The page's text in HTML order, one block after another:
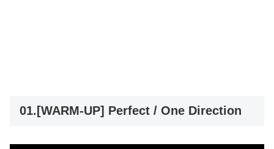
01.[WARM-UP] Perfect / One Direction